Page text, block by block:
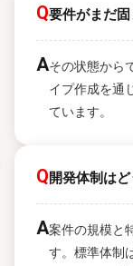
Q要件がまだ固
Aその状態から
イプ作成を通
ています。
Q開発体制は
A案件の規模と
す。標準体制